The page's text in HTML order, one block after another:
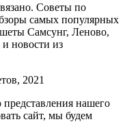
Советы по
самых популярных
Самсунг, Леново,
новости из
2021
нашего
сайт, мы будем